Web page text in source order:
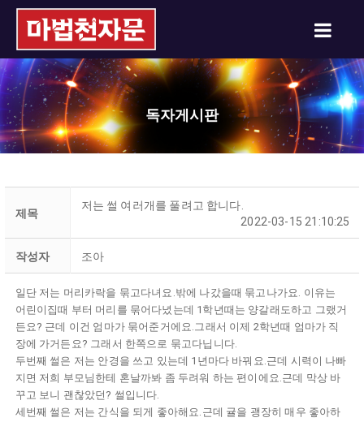
독자게시판
제목
저는 썰 여러개를 풀려고 합니다.
2022-03-15 21:10:25
작성자 조아
일단 저는 머리카락을 묶고다녀요.밖에 나갔을때 묶고나가요. 이유는
어린이집때 부터 머리를 묶어다녔는데 1학년때는 양갈래도하고 그랬거
든요? 근데 이건 엄마가 묶어준거에요.그래서 이제 2학년때 엄마가 직
장에 가거든요? 그래서 한쪽으로 묶고다닙니다.
두번째 썰은 저는 안경을 쓰고 있는데 1년마다 바꿔요.근데 시력이 나빠
지면 저희 부모님한테 혼날까봐 좀 두려워 하는 편이에요.근데 막상 바
꾸고 보니 괜찮았던? 썰입니다.
세번째 썰은 저는 간식을 되게 좋아해요.근데 귤을 괭장히 매우 좋아하